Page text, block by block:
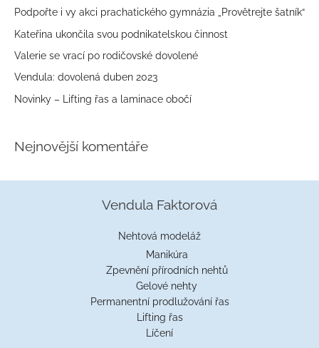
p
r
:
Podpořte i vy akci prachatického gymnázia „Provětrejte šatník“
Kateřina ukončila svou podnikatelskou činnost
Valerie se vrací po rodičovské dovolené
Vendula: dovolená duben 2023
Novinky – Lifting řas a laminace obočí
Nejnovější komentáře
Vendula Faktorová
Nehtová modeláž
Manikúra
Zpevnění přírodních nehtů
Gelové nehty
Permanentní prodlužování řas
Lifting řas
Líčení